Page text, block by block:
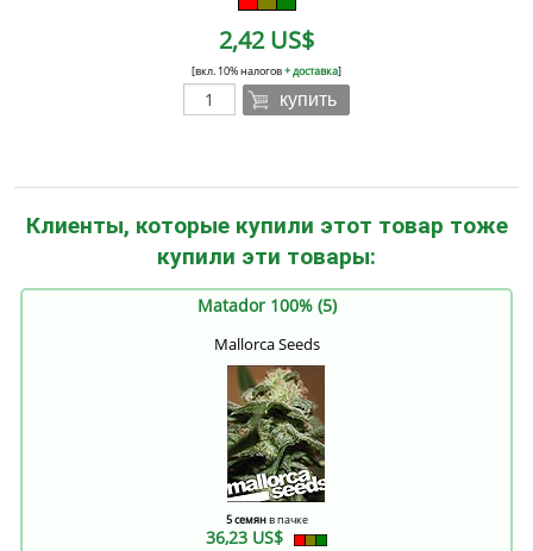
2,42 US$
[вкл. 10% налогов+ доставка]
купить
Клиенты, которые купили этот товар тоже
купили эти товары:
Matador 100% (5)
Mallorca Seeds
5 семянв пачке
36,23 US$